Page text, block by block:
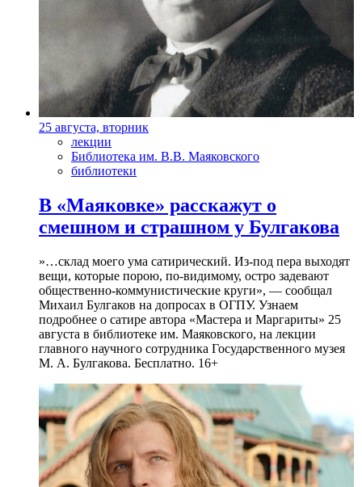
25 августа, вторник
лекции
Библиотека им. В.В. Маяковского
библиотеки
В «Маяковке» расскажут о
смешном и страшном у Булгакова
»…склад моего ума сатирический. Из-под пера выходят
вещи, которые порою, по-видимому, остро задевают
общественно-коммунистические круги», — сообщал
Михаил Булгаков на допросах в ОГПУ. Узнаем
подробнее о сатире автора «Мастера и Маргариты» 25
августа в библиотеке им. Маяковского, на лекции
главного научного сотрудника Государственного музея
М. А. Булгакова. Бесплатно. 16+